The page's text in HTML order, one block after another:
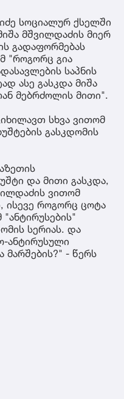
სოციალურ ქსელში
მშვილდაძის მიერ
გადაფორმებას
"როგორც გია
საპნის
ასე გასკდა მიშა
მებრძოლის მითი".
სხვა ვითომ
გასკდომის
და მითი გასკდა,
ვითომ
ისევე როგორც ცოტა
სერიას. და
ანტირუსული
მარშების?" - წერს